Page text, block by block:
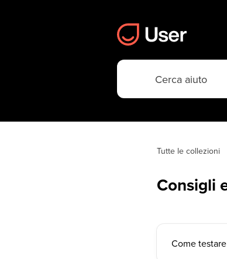
Tutte le collezioni
Consigli
Come